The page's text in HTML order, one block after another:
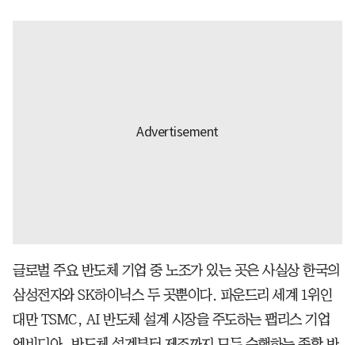
글로벌 주요 반도체 기업 중 노조가 있는 곳은 사실상 한국의
삼성전자와 SK하이닉스 두 곳뿐이다. 파운드리 세계 1위인
대만 TSMC, AI 반도체 설계 시장을 주도하는 팹리스 기업